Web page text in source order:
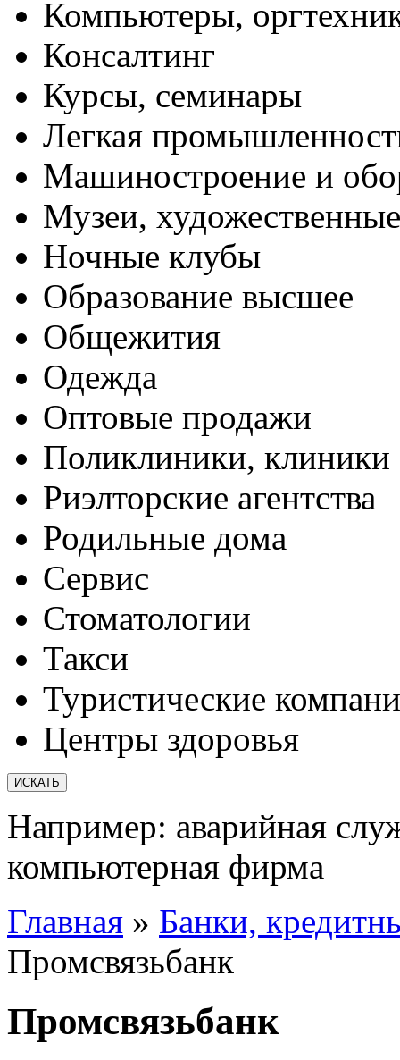
Компьютеры,
Консалтинг
Курсы, семинары
Легкая
Машиностроение и
Музеи,
Ночные клубы
Образование высшее
Общежития
Одежда
Оптовые продажи
Поликлиники, клиники
Риэлторские агентства
Родильные дома
Сервис
Стоматологии
Такси
Туристические
Центры здоровья
Например: аварийная
компьютерная фирма
Главная » Банки,
Промсвязьбанк
Промсвязьбанк